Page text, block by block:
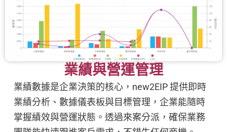
業績與營運管理
業績數據是企業決策的核心，new2EIP 提供即時
業績分析、數據儀表板與目標管理，企業能隨時
掌握績效與營運狀態。透過來案分派，確保業務